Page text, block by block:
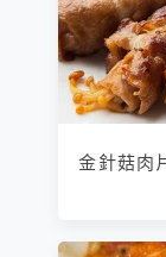
金針菇肉